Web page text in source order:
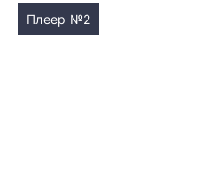
Плеер №2